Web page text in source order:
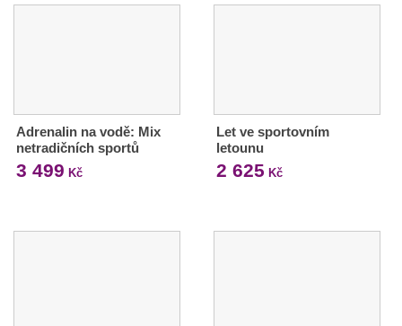
Adrenalin na vodě: Mix
netradičních sportů
3 499 Kč
Let ve sportovním
letounu
2 625 Kč